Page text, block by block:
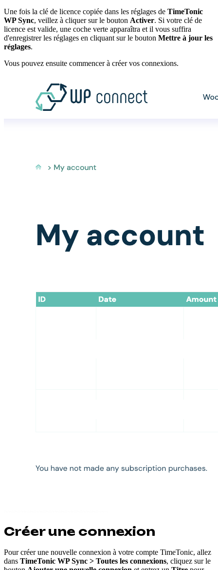
Une fois la clé de licence copiée dans les réglages de TimeTonic
WP Sync, veillez à cliquer sur le bouton Activer. Si votre clé de
licence est valide, une coche verte apparaîtra et il vous suffira
d'enregistrer les réglages en cliquant sur le bouton Mettre à jour les
réglages.
Vous pouvez ensuite commencer à créer vos connexions.
Créer une connexion
Pour créer une nouvelle connexion à votre compte TimeTonic, allez
dans TimeTonic WP Sync > Toutes les connexions, cliquez sur le